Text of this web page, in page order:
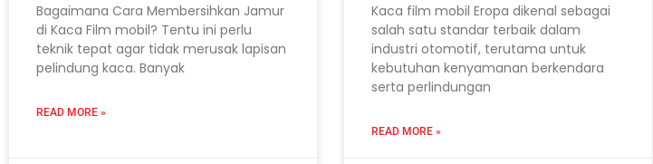
Bagaimana Cara Membersihkan Jamur
di Kaca Film mobil? Tentu ini perlu
teknik tepat agar tidak merusak lapisan
pelindung kaca. Banyak
READ MORE »
Kaca film mobil Eropa dikenal sebagai
salah satu standar terbaik dalam
industri otomotif, terutama untuk
kebutuhan kenyamanan berkendara
serta perlindungan
READ MORE »